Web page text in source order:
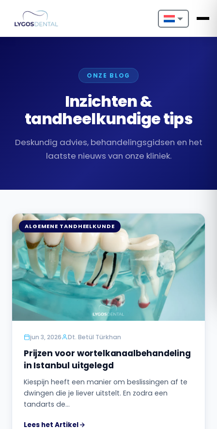
Nederlands
Português
Español
Italiano
Български
Română
Русский
ONZE BLOG
Inzichten &
tandheelkundige tips
Deskundig advies, behandelingsgidsen en het
laatste nieuws van onze kliniek.
ALGEMENE TANDHEELKUNDE
jun 3, 2026 Dt. Betül Türkhan
Prijzen voor wortelkanaalbehandeling
in Istanbul uitgelegd
Kiespijn heeft een manier om beslissingen af ​​te
dwingen die je liever uitstelt. En zodra een
tandarts de…
Lees het Artikel